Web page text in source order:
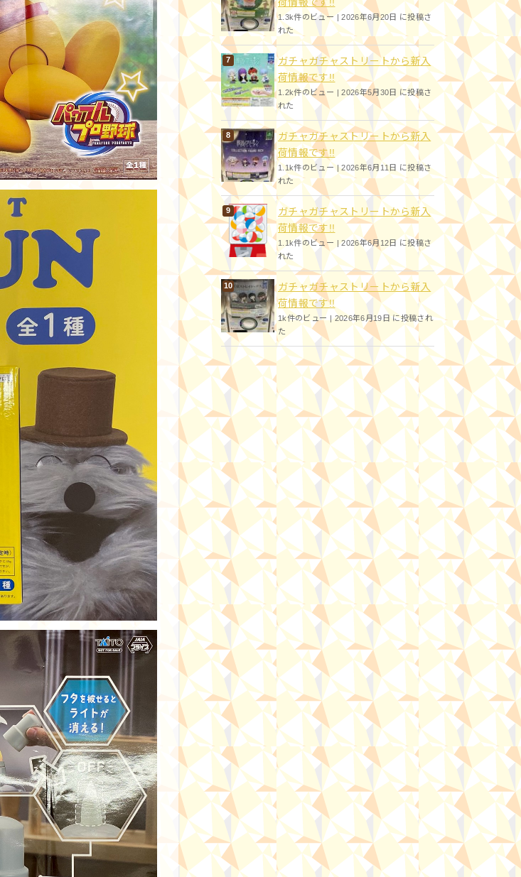
1.3k件のビュー|2026年6月20日 に投稿さ
れた
ガチャガチャストリートから新入
荷情報です!!
1.2k件のビュー |2026年5月30日 に投稿さ
れた
ガチャガチャストリートから新入
荷情報です!!
1.1k件のビュー|2026年6月11日 に投稿さ
れた
ガチャガチャストリートから新入
荷情報です!!
1.1k件のビュー |2026年6月12日 に投稿さ
れた
ガチャガチャストリートから新入
荷情報です!!
1k件のビュー |2026年6月19日 に投稿され
た